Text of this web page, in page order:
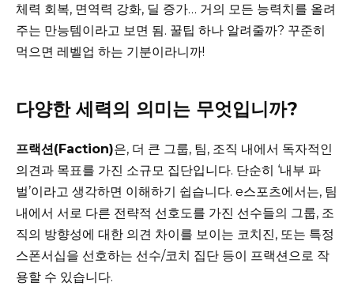
체력 회복, 면역력 강화, 딜 증가… 거의 모든 능력치를 올려
주는 만능템이라고 보면 됨. 꿀팁 하나 알려줄까? 꾸준히
먹으면 레벨업 하는 기분이라니까!
다양한 세력의 의미는 무엇입니까?
프랙션(Faction)은, 더 큰 그룹, 팀, 조직 내에서 독자적인
의견과 목표를 가진 소규모 집단입니다. 단순히 ‘내부 파
벌’이라고 생각하면 이해하기 쉽습니다. e스포츠에서는, 팀
내에서 서로 다른 전략적 선호도를 가진 선수들의 그룹, 조
직의 방향성에 대한 의견 차이를 보이는 코치진, 또는 특정
스폰서십을 선호하는 선수/코치 집단 등이 프랙션으로 작
용할 수 있습니다.